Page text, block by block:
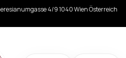
4/9 1040 Wien Österreich